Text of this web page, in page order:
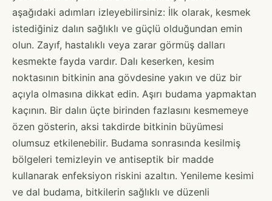
aşağıdaki adımları izleyebilirsiniz: İlk olarak, kesmek
istediğiniz dalın sağlıklı ve güçlü olduğundan emin
olun. Zayıf, hastalıklı veya zarar görmüş dalları
kesmekte fayda vardır. Dalı keserken, kesim
noktasının bitkinin ana gövdesine yakın ve düz bir
açıyla olmasına dikkat edin. Aşırı budama yapmaktan
kaçının. Bir dalın üçte birinden fazlasını kesmemeye
özen gösterin, aksi takdirde bitkinin büyümesi
olumsuz etkilenebilir. Budama sonrasında kesilmiş
bölgeleri temizleyin ve antiseptik bir madde
kullanarak enfeksiyon riskini azaltın. Yenileme kesimi
ve dal budama, bitkilerin sağlıklı ve düzenli